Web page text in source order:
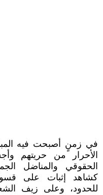
في زمنٍ أصبحت فيه
الأحرار من حريتهم
الحقوقي والمناضل
كشاهد إثبات على قسوة
للحدود، وعلى زيف